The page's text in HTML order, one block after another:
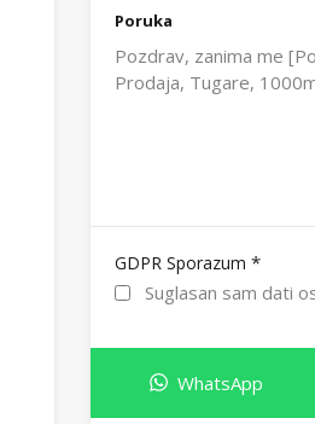
Poruka
GDPR Sporazum *
Suglasan sam dati
WhatsApp